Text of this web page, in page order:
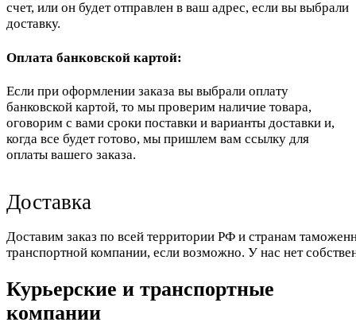
счет, или он будет отправлен в ваш адрес, если вы выбрали
доставку.
Оплата банковской картой:
Если при оформлении заказа вы выбрали оплату
банковской картой, то мы проверим наличие товара,
оговорим с вами сроки поставки и варианты доставки и,
когда все будет готово, мы пришлем вам ссылку для
оплаты вашего заказа.
Доставка
Доставим заказ по всей территории РФ и странам
транспортной компании, если возможно. У нас нет
Курьерские и транспортные
компании